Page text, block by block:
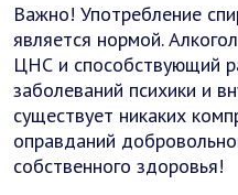
Важно! Употребление
является нормой.
ЦНС и способствующий
заболеваний психики и
существует никаких
оправданий
собственного здоровья!